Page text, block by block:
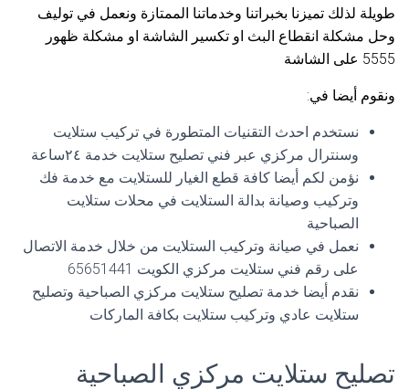
طويلة لذلك تميزنا بخبراتنا وخدماتنا الممتازة ونعمل في توليف
وحل مشكلة انقطاع البث او تكسير الشاشة او مشكلة ظهور
5555 على الشاشة
ونقوم أيضا في:
نستخدم احدث التقنيات المتطورة في تركيب ستلايت
وسنترال مركزي عبر فني تصليح ستلايت خدمة ٢٤ساعة
نؤمن لكم أيضا كافة قطع الغيار للستلايت مع خدمة فك
وتركيب وصيانة بدالة الستلايت في محلات ستلايت
الصباحية
نعمل في صيانة وتركيب الستلايت من خلال خدمة الاتصال
على رقم فني ستلايت مركزي الكويت 65651441
نقدم أيضا خدمة تصليح ستلايت مركزي الصباحية وتصليح
ستلايت عادي وتركيب ستلايت بكافة الماركات
تصليح ستلايت مركزي الصباحية